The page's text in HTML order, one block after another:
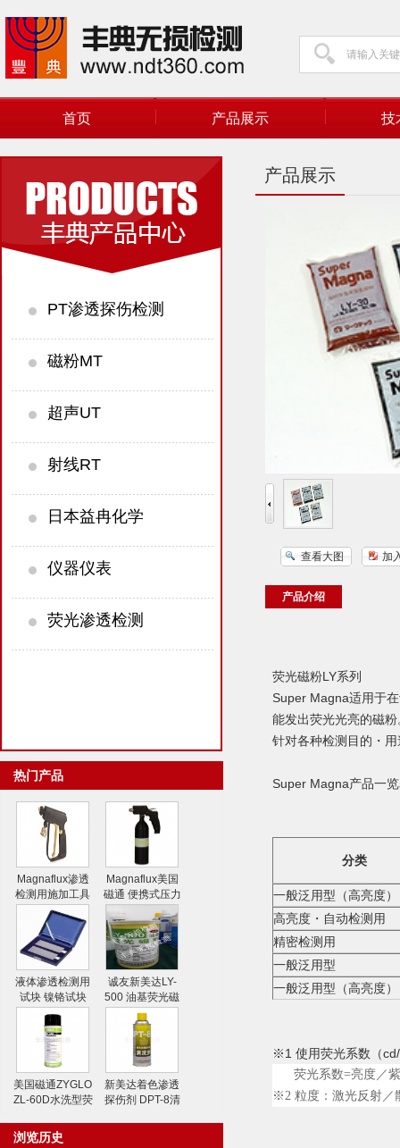
首页 产品展示 技
PT渗透探伤检测
磁粉MT
超声UT
射线RT
日本益冉化学
仪器仪表
荧光渗透检测
热门产品
Magnaflux渗透
检测用施加工具
水喷枪
Magnaflux美国
磁通 便携式压力
喷射器
液体渗透检测用
试块 镍铬试块
诚友新美达LY-
500 油基荧光磁
粉
美国磁通ZYGLO
ZL-60D水洗型荧
新美达着色渗透
探伤剂 DPT-8清
浏览历史
产品展示
查看大图 加
产品介绍
荧光磁粉LY系列
Super Magna适用于
能发出荧光光亮的磁粉
针对各种检测目的・
Super Magna产品一
分类
一般泛用型（高亮度）
高亮度 ・ 自动检测用
精密检测用
一般泛用型
一般泛用型（高亮度）
※1 使用荧光系数（
荧光系数=亮度／紫
※2 粒度：激光反射／